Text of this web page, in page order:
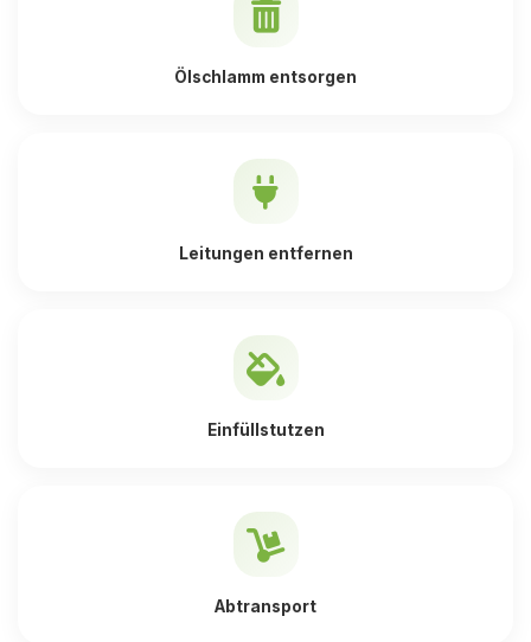
Ölschlamm entsorgen
Leitungen entfernen
Einfüllstutzen
Abtransport